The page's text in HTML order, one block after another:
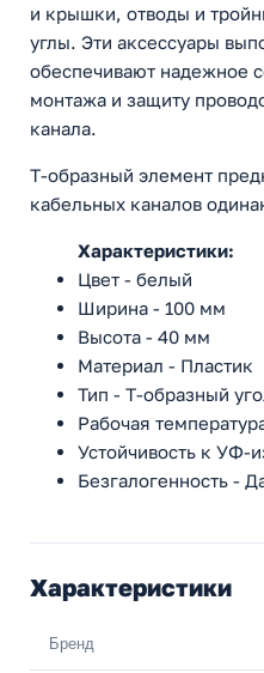
и крышки, отводы и
углы. Эти аксессуары
обеспечивают надежное
монтажа и защиту
канала.
Т-образный элемент
кабельных каналов
Характеристики:
Цвет - белый
Ширина - 100 мм
Высота - 40 мм
Материал - Пластик
Тип - Т-образный
Рабочая
Устойчивость к УФ-
Безгалогенность -
Характеристики
Бренд